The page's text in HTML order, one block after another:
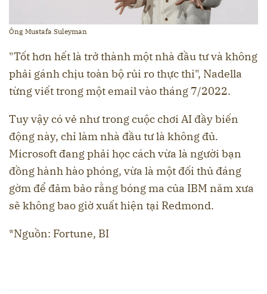
Ông Mustafa Suleyman
"Tốt hơn hết là trở thành một nhà đầu tư và không
phải gánh chịu toàn bộ rủi ro thực thi", Nadella
từng viết trong một email vào tháng 7/2022.
Tuy vậy có vẻ như trong cuộc chơi AI đầy biến
động này, chỉ làm nhà đầu tư là không đủ.
Microsoft đang phải học cách vừa là người bạn
đồng hành hào phóng, vừa là một đối thủ đáng
gờm để đảm bảo rằng bóng ma của IBM năm xưa
sẽ không bao giờ xuất hiện tại Redmond.
*Nguồn: Fortune, BI